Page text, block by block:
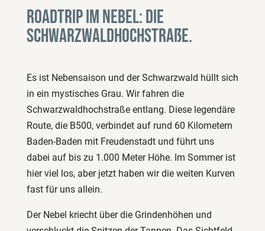
Roadtrip im Nebel: Die
Schwarzwaldhochstraße.
Es ist Nebensaison und der Schwarzwald hüllt sich
in ein mystisches Grau. Wir fahren die
Schwarzwaldhochstraße entlang. Diese legendäre
Route, die B500, verbindet auf rund 60 Kilometern
Baden-Baden mit Freudenstadt und führt uns
dabei auf bis zu 1.000 Meter Höhe. Im Sommer ist
hier viel los, aber jetzt haben wir die weiten Kurven
fast für uns allein.
Der Nebel kriecht über die Grindenhöhen und